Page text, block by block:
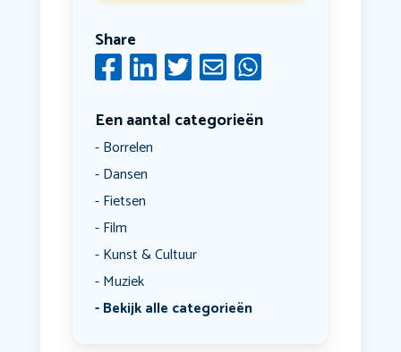
Share
Een aantal categorieën
Borrelen
Dansen
Fietsen
Film
Kunst & Cultuur
Muziek
Bekijk alle categorieën